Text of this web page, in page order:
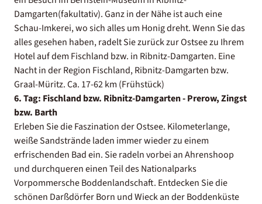
Damgarten(fakultativ). Ganz in der Nähe ist auch eine
Schau-Imkerei, wo sich alles um Honig dreht. Wenn Sie das
alles gesehen haben, radelt Sie zurück zur Ostsee zu Ihrem
Hotel auf dem Fischland bzw. in Ribnitz-Damgarten. Eine
Nacht in der Region Fischland, Ribnitz-Damgarten bzw.
Graal-Müritz. Ca. 17-62 km (Frühstück)
6. Tag: Fischland bzw. Ribnitz-Damgarten - Prerow, Zingst
bzw. Barth
Erleben Sie die Faszination der Ostsee. Kilometerlange,
weiße Sandstrände laden immer wieder zu einem
erfrischenden Bad ein. Sie radeln vorbei an Ahrenshoop
und durchqueren einen Teil des Nationalparks
Vorpommersche Boddenlandschaft. Entdecken Sie die
schönen Darßdörfer Born und Wieck an der Boddenküste